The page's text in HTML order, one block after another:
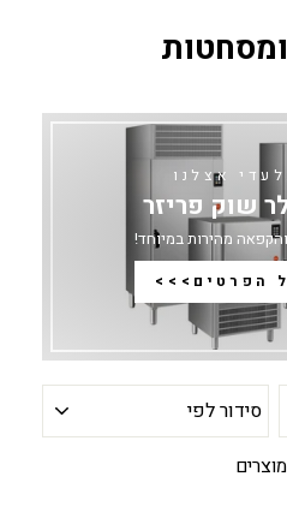
אצלנו
שוק פריזר
והקפאה מהירות במיוחד!
הפרטים>>>
סידור
לפי